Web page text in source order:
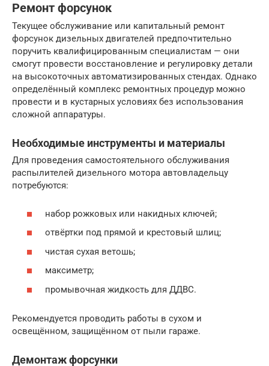
Ремонт форсунок
Текущее обслуживание или капитальный ремонт
форсунок дизельных двигателей предпочтительно
поручить квалифицированным специалистам — они
смогут провести восстановление и регулировку детали
на высокоточных автоматизированных стендах. Однако
определённый комплекс ремонтных процедур можно
провести и в кустарных условиях без использования
сложной аппаратуры.
Необходимые инструменты и материалы
Для проведения самостоятельного обслуживания
распылителей дизельного мотора автовладельцу
потребуются:
набор рожковых или накидных ключей;
отвёртки под прямой и крестовый шлиц;
чистая сухая ветошь;
максиметр;
промывочная жидкость для ДДВС.
Рекомендуется проводить работы в сухом и
освещённом, защищённом от пыли гараже.
Демонтаж форсунки